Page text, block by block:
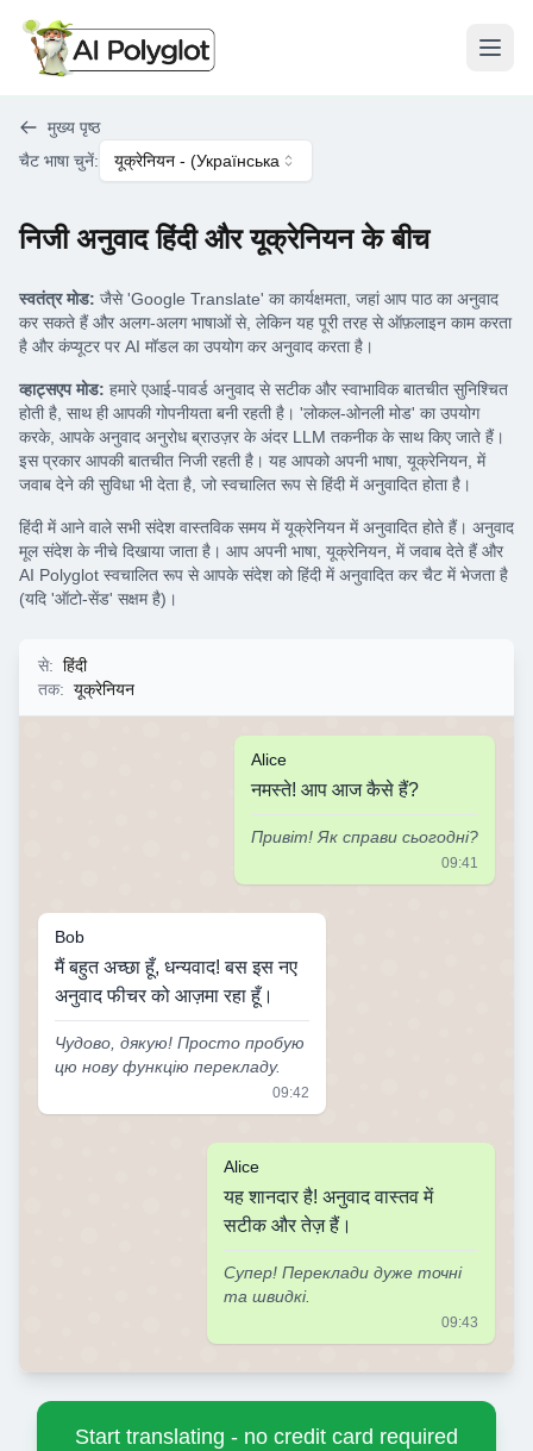
मेनू
मुख्य पृष्ठ
चैट भाषा चुनें: यूक्रेनियन - (Українська
निजी अनुवाद हिंदी और यूक्रेनियन के बीच
स्वतंत्र मोड: जैसे 'Google Translate' का कार्यक्षमता, जहां आप पाठ का अनुवाद
कर सकते हैं और अलग-अलग भाषाओं से, लेकिन यह पूरी तरह से ऑफ़लाइन काम करता
है और कंप्यूटर पर AI मॉडल का उपयोग कर अनुवाद करता है।
व्हाट्सएप मोड: हमारे एआई-पावर्ड अनुवाद से सटीक और स्वाभाविक बातचीत सुनिश्चित
होती है, साथ ही आपकी गोपनीयता बनी रहती है। 'लोकल-ओनली मोड' का उपयोग
करके, आपके अनुवाद अनुरोध ब्राउज़र के अंदर LLM तकनीक के साथ किए जाते हैं।
इस प्रकार आपकी बातचीत निजी रहती है। यह आपको अपनी भाषा, यूक्रेनियन, में
जवाब देने की सुविधा भी देता है, जो स्वचालित रूप से हिंदी में अनुवादित होता है।
हिंदी में आने वाले सभी संदेश वास्तविक समय में यूक्रेनियन में अनुवादित होते हैं। अनुवाद
मूल संदेश के नीचे दिखाया जाता है। आप अपनी भाषा, यूक्रेनियन, में जवाब देते हैं और
AI Polyglot स्वचालित रूप से आपके संदेश को हिंदी में अनुवादित कर चैट में भेजता है
(यदि 'ऑटो-सेंड' सक्षम है)।
से: हिंदी
तक: यूक्रेनियन
Alice
नमस्ते! आप आज कैसे हैं?
Привіт! Як справи сьогодні?
09:41
Bob
मैं बहुत अच्छा हूँ, धन्यवाद! बस इस नए
अनुवाद फीचर को आज़मा रहा हूँ।
Чудово, дякую! Просто пробую
цю нову функцію перекладу.
09:42
Alice
यह शानदार है! अनुवाद वास्तव में
सटीक और तेज़ हैं।
Супер! Переклади дуже точні
та швидкі.
09:43
Start translating - no credit card required